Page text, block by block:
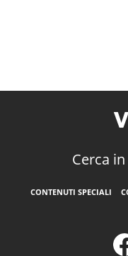
Cerca
CONTENUTI SPECIALI